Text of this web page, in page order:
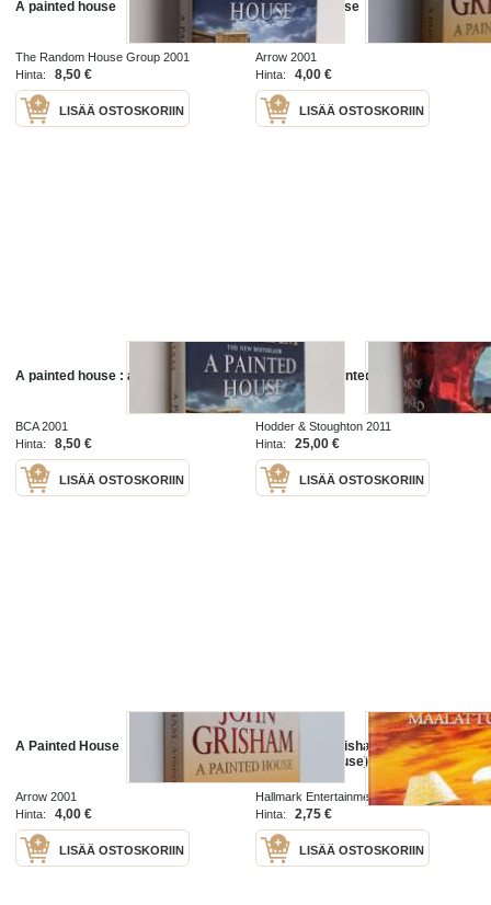
A painted house
The Random House Group 2001
Hinta:
8,50 €
LISÄÄ OSTOSKORIIN
A Painted House
Arrow 2001
Hinta:
4,00 €
LISÄÄ OSTOSKORIIN
A painted house : a novel
BCA 2001
Hinta:
8,50 €
LISÄÄ OSTOSKORIIN
The land of painted caves : a novel
Hodder & Stoughton 2011
Hinta:
25,00 €
LISÄÄ OSTOSKORIIN
A Painted House
Arrow 2001
Hinta:
4,00 €
LISÄÄ OSTOSKORIIN
DVD - John Grisham: Maalattu talo
(A Painted House), 2003. (Draama).
Hallmark Entertainment 2003
Hinta:
2,75 €
LISÄÄ OSTOSKORIIN